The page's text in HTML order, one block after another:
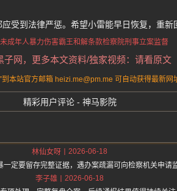
受到法律严惩。希望小雷能早日恢复，重新
未成年人暴力伤害霸王和解条款检察院刑事立案监督
子网，更多本文资料/独家视频：请看原文
本站官方邮箱 heizi.me@pm.me 可自动获得最新网
精彩用户评论 - 神马影院
林仙女呀
2026-06-18
一定要留存完整证据，遇办案疏漏可向检察机关申请监
李子雄
2026-06-18